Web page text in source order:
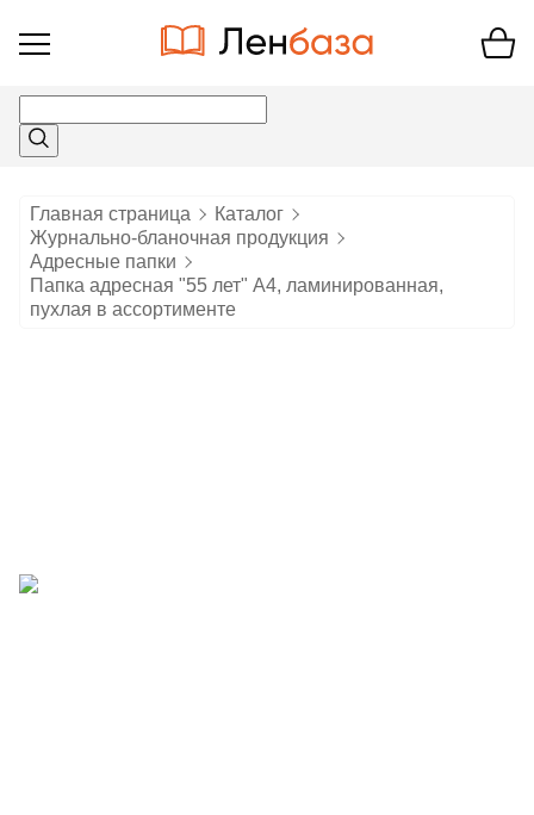
Открыть
Главная страница
Каталог
Журнально-бланочная продукция
Адресные папки
Папка адресная "55 лет" А4, ламинированная,
пухлая в ассортименте